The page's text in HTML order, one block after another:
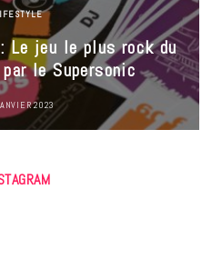
Le jeu le plus rock du
le Supersonic
2023